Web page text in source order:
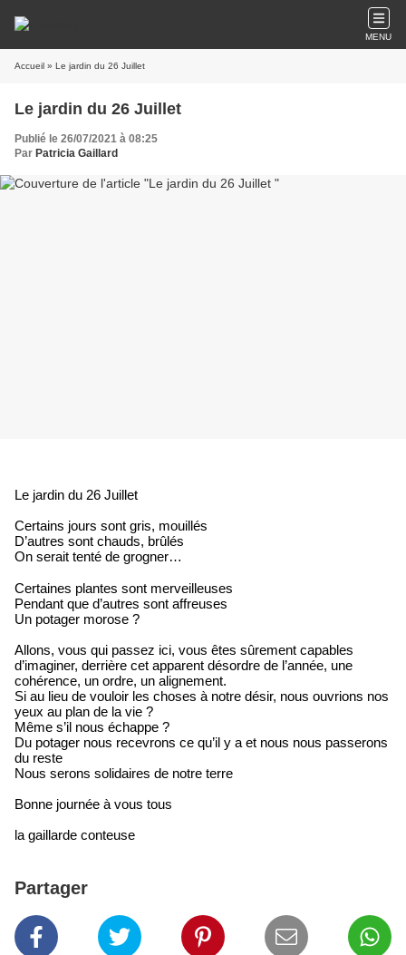
MENU
Accueil » Le jardin du 26 Juillet
Le jardin du 26 Juillet
Publié le 26/07/2021 à 08:25
Par Patricia Gaillard
Le jardin du 26 Juillet
Certains jours sont gris, mouillés
D’autres sont chauds, brûlés
On serait tenté de grogner…
Certaines plantes sont merveilleuses
Pendant que d’autres sont affreuses
Un potager morose ?
Allons, vous qui passez ici, vous êtes sûrement capables
d’imaginer, derrière cet apparent désordre de l’année, une
cohérence, un ordre, un alignement.
Si au lieu de vouloir les choses à notre désir, nous ouvrions nos
yeux au plan de la vie ?
Même s’il nous échappe ?
Du potager nous recevrons ce qu’il y a et nous nous passerons
du reste
Nous serons solidaires de notre terre
Bonne journée à vous tous
la gaillarde conteuse
Partager